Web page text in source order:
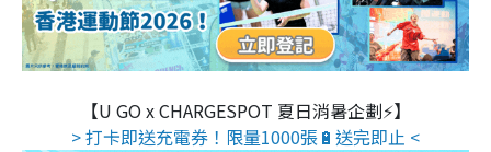
【U GO x CHARGESPOT 夏日消暑企劃⚡】
> 打卡即送充電券！限量1000張🔋送完即止 <